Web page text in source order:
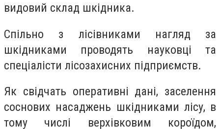
видовий склад шкідника.
Спільно з лісівниками нагляд за
шкідниками проводять науковці та
спеціалісти лісозахисних підприємств.
Як свідчать оперативні дані, заселення
соснових насаджень шкідниками лісу, в
тому числі верхівковим короїдом,